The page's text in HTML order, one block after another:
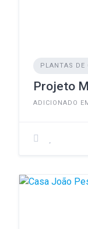
PLANTAS DE
Projeto
ADICIONADO